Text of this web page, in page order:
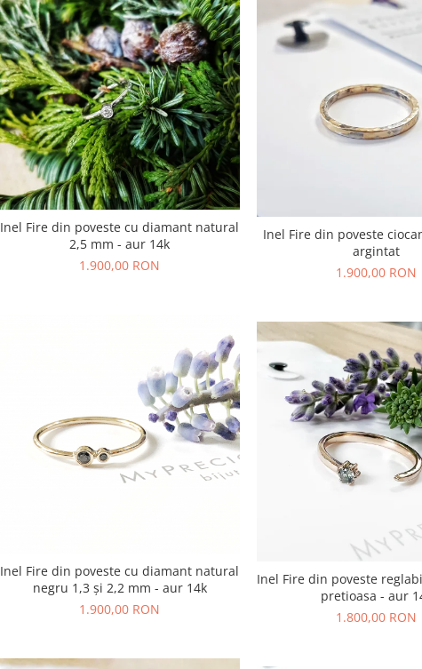
Inel Fire din poveste cu diamant natural
2,5 mm - aur 14k
1.900,00 RON
Inel Fire din poveste
argintat
1.900,00 RON
Inel Fire din poveste cu diamant natural
negru 1,3 și 2,2 mm - aur 14k
1.900,00 RON
Inel Fire din poveste
pretioasa - aur
1.800,00 RON